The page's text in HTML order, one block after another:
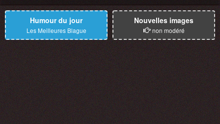
Humour du jour
Les Meilleures Blague
Nouvelles images
non modéré